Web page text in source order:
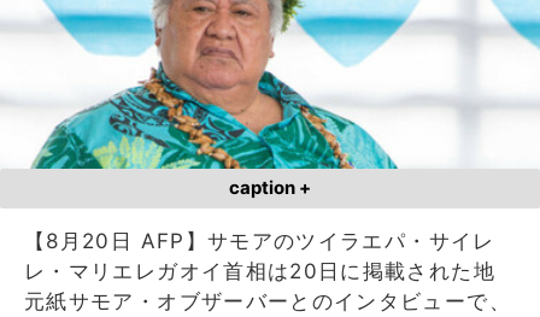
caption +
【8月20日 AFP】サモアのツイラエパ・サイレ
レ・マリエレガオイ首相は20日に掲載された地
元紙サモア・オブザーバーとのインタビューで、